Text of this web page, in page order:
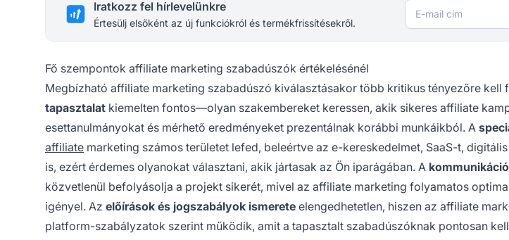
Iratkozz fel hírlevelünkre
Értesülj elsőként az új funkciókról és termékfrissítésekről.
E-mail cím
Fő szempontok affiliate marketing szabadúszók értékelésénél
Megbízható affiliate marketing szabadúszó kiválasztásakor több kritikus tényezőre kell
tapasztalat kiemelten fontos—olyan szakembereket keressen, akik sikeres affiliate
esettanulmányokat és mérhető eredményeket prezentálnak korábbi munkáikból. A
affiliate marketing számos területet lefed, beleértve az e-kereskedelmet, SaaS-t,
is, ezért érdemes olyanokat választani, akik jártasak az Ön iparágában. A
közvetlenül befolyásolja a projekt sikerét, mivel az affiliate marketing folyamatos
igényel. Az előírások és jogszabályok ismerete elengedhetetlen, hiszen az affiliate
platform-szabályzatok szerint működik, amit a tapasztalt szabadúszóknak pontosan